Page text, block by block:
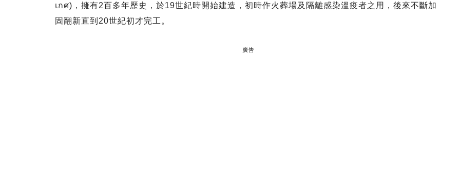
เกศ)，擁有2百多年歷史，於19世紀時開始建造，初時作火葬場及隔離感染溫疫者之用，後來不斷加
固翻新直到20世紀初才完工。
廣告